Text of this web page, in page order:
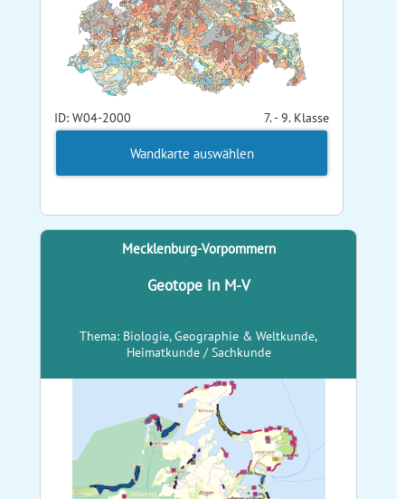
ID: W04-2000 7. - 9. Klasse
Wandkarte auswählen
Mecklenburg-Vorpommern
Geotope in M-V
Thema: Biologie, Geographie & Weltkunde,
Heimatkunde / Sachkunde